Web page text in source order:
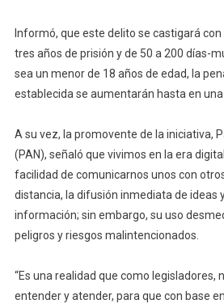
Informó, que este delito se castigará
tres años de prisión y de 50 a 200 días-
sea un menor de 18 años de edad, la
establecida se aumentarán hasta en una
A su vez, la promovente de la iniciativa,
(PAN), señaló que vivimos en la era
facilidad de comunicarnos unos con
distancia, la difusión inmediata de ideas
información; sin embargo, su uso
peligros y riesgos malintencionados.
“Es una realidad que como legisladores,
entender y atender, para que con base